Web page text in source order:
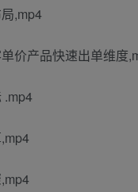
,mp4
价产品快速出单维度
.mp4